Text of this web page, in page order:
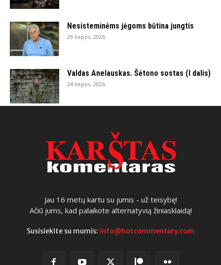
Nesisteminėms jėgoms būtina jungtis
29 liepos, 2026
Valdas Anelauskas. Šėtono sostas (I dalis)
24 liepos, 2026
Jau 16 metų kartu su jumis - už teisybę!
Ačiū jums, kad palaikote alternatyvią žiniasklaidą!
Susisiekite su mumis: info@hotcommentary.com